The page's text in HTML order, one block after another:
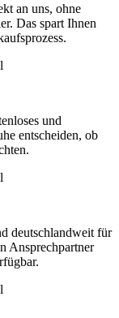
an uns, ohne
Das spart Ihnen
und
entscheiden, ob
deutschlandweit für
Ansprechpartner